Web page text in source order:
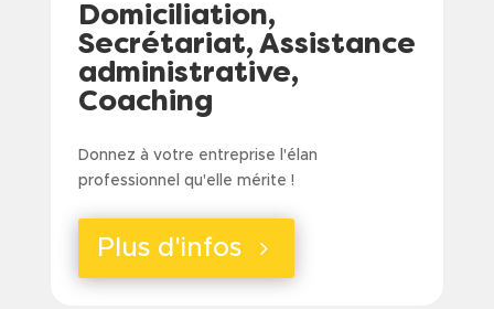
Domiciliation,
Secrétariat, Assistance
administrative,
Coaching
Donnez à votre entreprise l'élan
professionnel qu'elle mérite !
Plus d'infos